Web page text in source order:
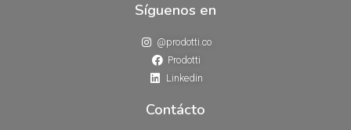
Síguenos en
@prodotti.co
Prodotti
Linkedin
Contácto